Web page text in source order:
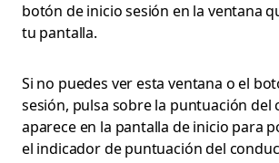
botón de inicio sesión en la ventana
tu pantalla.
Si no puedes ver esta ventana o el
sesión, pulsa sobre la puntuación del
aparece en la pantalla de inicio para
el indicador de puntuación del